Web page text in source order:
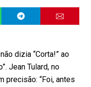
dizia “Corta!” ao
Jean Tulard, no
precisão: “Foi, antes